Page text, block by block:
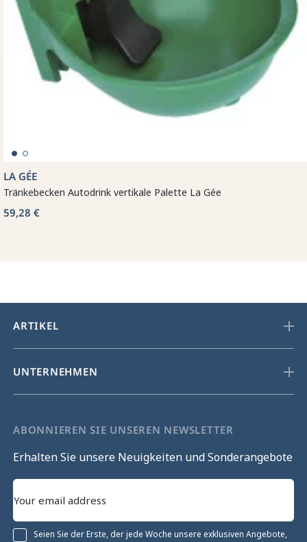
LA GÉE
Tränkebecken Autodrink vertikale Palette La Gée
59,28 €
ARTIKEL
UNTERNEHMEN
ABONNIEREN SIE UNSEREN NEWSLETTER
Erhalten Sie unsere Neuigkeiten und Sonderangebote
Seien Sie der Erste, der jede Woche unsere exklusiven Angebote,